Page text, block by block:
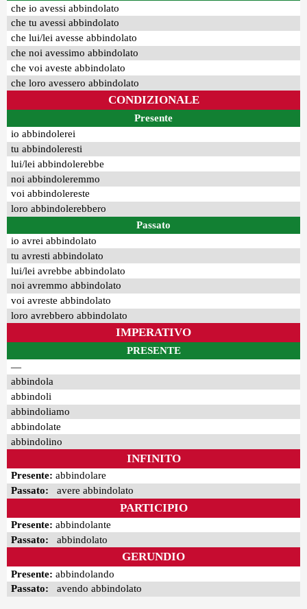
che io avessi abbindolato
che tu avessi abbindolato
che lui/lei avesse abbindolato
che noi avessimo abbindolato
che voi aveste abbindolato
che loro avessero abbindolato
CONDIZIONALE
Presente
io abbindolerei
tu abbindoleresti
lui/lei abbindolerebbe
noi abbindoleremmo
voi abbindolereste
loro abbindolerebbero
Passato
io avrei abbindolato
tu avresti abbindolato
lui/lei avrebbe abbindolato
noi avremmo abbindolato
voi avreste abbindolato
loro avrebbero abbindolato
IMPERATIVO
PRESENTE
—
abbindola
abbindoli
abbindoliamo
abbindolate
abbindolino
INFINITO
Presente: abbindolare
Passato: avere abbindolato
PARTICIPIO
Presente: abbindolante
Passato: abbindolato
GERUNDIO
Presente: abbindolando
Passato: avendo abbindolato